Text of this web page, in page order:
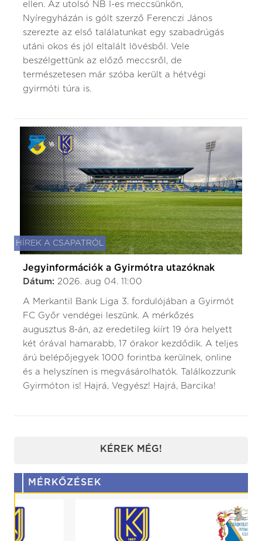
ellen. Az utolsó NB I-es meccsünkön,
Nyíregyházán is gólt szerző Ferenczi János
szerezte az első találatunkat egy szabadrúgás
utáni okos és jól eltalált lövésből. Vele
beszélgettünk az előző meccsről, de
természetesen már szóba került a hétvégi
gyirmóti túra is.
HÍREK A CSAPATRÓL
Jegyinformációk a Gyirmótra utazóknak
Dátum: 2026. aug 04. 11:00
A Merkantil Bank Liga 3. fordulójában a Gyirmót
FC Győr vendégei leszünk. A mérkőzés
augusztus 8-án, az eredetileg kiírt 19 óra helyett
két órával hamarabb, 17 órakor kezdődik. A teljes
árú belépőjegyek 1000 forintba kerülnek, online
és a helyszínen is megvásárolhatók. Találkozzunk
Gyirmóton is! Hajrá, Vegyész! Hajrá, Barcika!
KÉREK MÉG!
MÉRKŐZÉSEK